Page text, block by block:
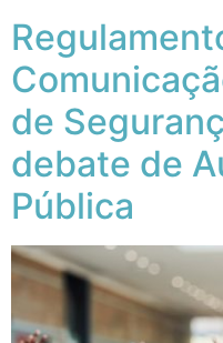
de
debate de
Pública